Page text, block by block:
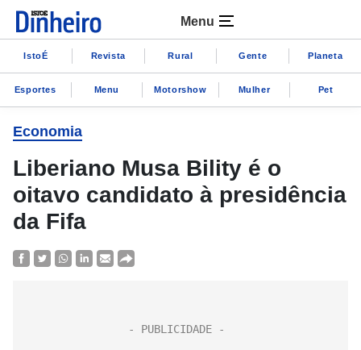
Menu
IstoÉ Revista Rural Gente Planeta
Esportes Menu Motorshow Mulher Pet
Economia
Liberiano Musa Bility é o
oitavo candidato à presidência
da Fifa